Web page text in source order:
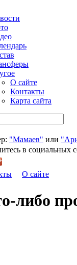
О сайте
Контакты
Карта сайта
"Мамаев" или
в социальных
О сайте